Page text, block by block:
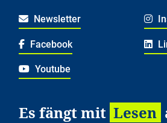
Newsletter
Facebook
Youtube
Es fängt mit Lesen